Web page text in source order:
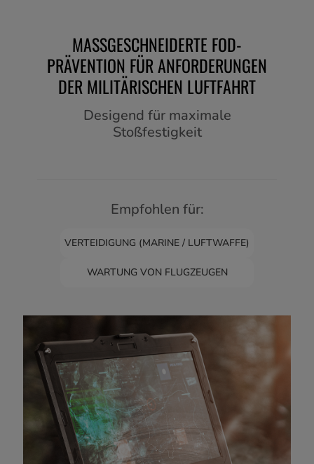
MASSGESCHNEIDERTE FOD-
PRÄVENTION FÜR ANFORDERUNGEN
DER MILITÄRISCHEN LUFTFAHRT
Desigend für maximale
Stoßfestigkeit
Empfohlen für:
VERTEIDIGUNG (MARINE / LUFTWAFFE)
WARTUNG VON FLUGZEUGEN